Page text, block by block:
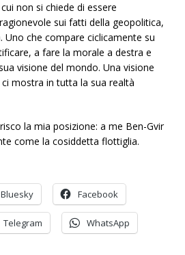
non si chiede di essere
sui fatti della geopolitica,
Uno che compare ciclicamente su
a fare la morale a destra e
visione del mondo. Una visione
mostra in tutta la sua realtà
la mia posizione: a me Ben-Gvir
come la cosiddetta flottiglia.
Bluesky Facebook
Telegram WhatsApp